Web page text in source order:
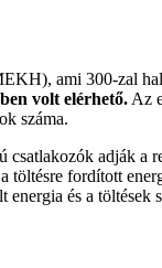
ami 300-zal
volt elérhető. Az
száma.
adják a
töltésre fordított
és a töltések